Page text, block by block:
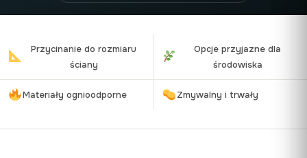
Przycinanie do rozmiaru
ściany
Opcje przyjazne dla
środowiska
Materiały ognioodporne Zmywalny i trwały